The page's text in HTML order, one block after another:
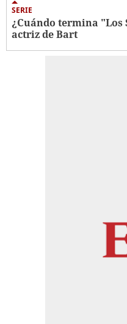
SERIE
¿Cuándo termina "Los
actriz de Bart